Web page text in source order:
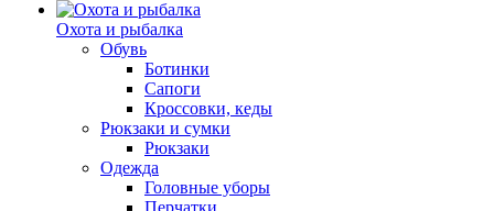
Охота и рыбалка
Обувь
Ботинки
Сапоги
Кроссовки, кеды
Рюкзаки и сумки
Рюкзаки
Одежда
Головные уборы
Перчатки